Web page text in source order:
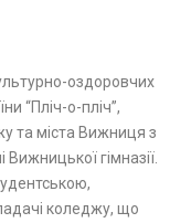
оздоровчих
“Пліч-о-пліч”,
та міста Вижниця з
Вижницької гімназії.
коледжу, що